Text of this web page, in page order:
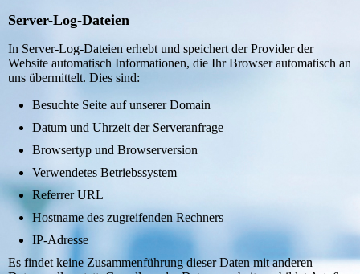
Server-Log-Dateien
In Server-Log-Dateien erhebt und speichert der Provider der
Website automatisch Informationen, die Ihr Browser automatisch an
uns übermittelt. Dies sind:
Besuchte Seite auf unserer Domain
Datum und Uhrzeit der Serveranfrage
Browsertyp und Browserversion
Verwendetes Betriebssystem
Referrer URL
Hostname des zugreifenden Rechners
IP-Adresse
Es findet keine Zusammenführung dieser Daten mit anderen